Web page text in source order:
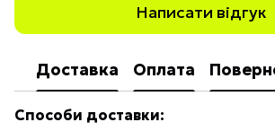
Написати відгук
Доставка Оплата
Способи доставки: